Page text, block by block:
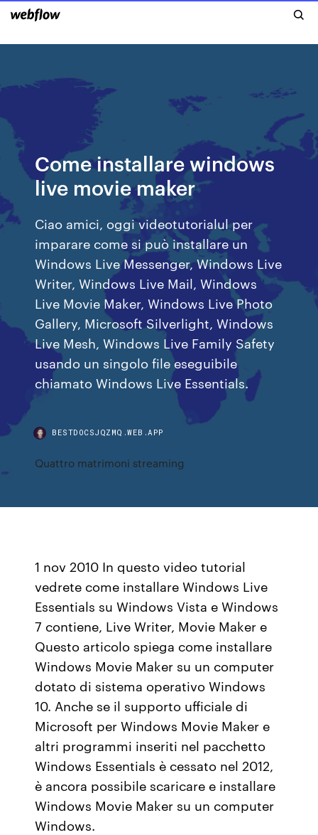
Come installare windows
live movie maker
Ciao amici, oggi videotutorialul per
imparare come si può installare un
Windows Live Messenger, Windows Live
Writer, Windows Live Mail, Windows
Live Movie Maker, Windows Live Photo
Gallery, Microsoft Silverlight, Windows
Live Mesh, Windows Live Family Safety
usando un singolo file eseguibile
chiamato Windows Live Essentials.
BESTDOCSJQZMQ.WEB.APP
Quattro matrimoni streaming
1 nov 2010 In questo video tutorial
vedrete come installare Windows Live
Essentials su Windows Vista e Windows
7 contiene, Live Writer, Movie Maker e
Questo articolo spiega come installare
Windows Movie Maker su un computer
dotato di sistema operativo Windows
10. Anche se il supporto ufficiale di
Microsoft per Windows Movie Maker e
altri programmi inseriti nel pacchetto
Windows Essentials è cessato nel 2012,
è ancora possibile scaricare e installare
Windows Movie Maker su un computer
Windows.